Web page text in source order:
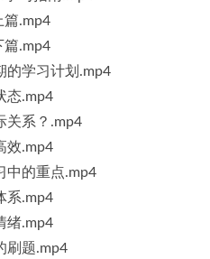
篇.mp4
篇.mp4
的学习计划.mp4
态.mp4
关系？.mp4
效.mp4
中的重点.mp4
系.mp4
绪.mp4
刷题.mp4